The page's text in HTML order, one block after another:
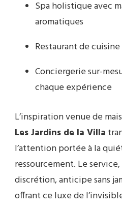
Spa holistique avec
aromatiques
Restaurant de
Conciergerie sur-
chaque expérience
L’inspiration venue de
Les Jardins de la Villa
l’attention portée à la
ressourcement. Le service,
discrétion, anticipe sans
offrant ce luxe de